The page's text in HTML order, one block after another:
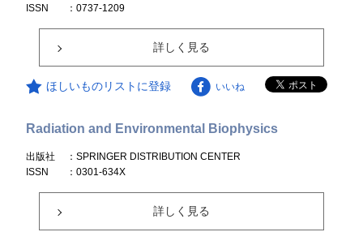
ISSN
：0737-1209
詳しく見る
ほしいものリストに登録 いいね
Radiation and Environmental Biophysics
出版社
：SPRINGER DISTRIBUTION CENTER
ISSN
：0301-634X
詳しく見る